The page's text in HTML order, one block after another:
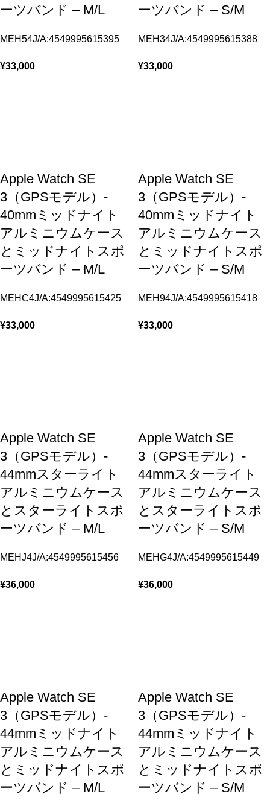
ーツバンド – M/L
MEH54J/A:4549995615395
¥33,000
ーツバンド – S/M
MEH34J/A:4549995615388
¥33,000
Apple Watch SE
3（GPSモデル）-
40mmミッドナイト
アルミニウムケース
とミッドナイトスポ
ーツバンド – M/L
MEHC4J/A:4549995615425
¥33,000
Apple Watch SE
3（GPSモデル）-
40mmミッドナイト
アルミニウムケース
とミッドナイトスポ
ーツバンド – S/M
MEH94J/A:4549995615418
¥33,000
Apple Watch SE
3（GPSモデル）-
44mmスターライト
アルミニウムケース
とスターライトスポ
ーツバンド – M/L
MEHJ4J/A:4549995615456
¥36,000
Apple Watch SE
3（GPSモデル）-
44mmスターライト
アルミニウムケース
とスターライトスポ
ーツバンド – S/M
MEHG4J/A:4549995615449
¥36,000
Apple Watch SE
3（GPSモデル）-
44mmミッドナイト
アルミニウムケース
とミッドナイトスポ
ーツバンド – M/L
Apple Watch SE
3（GPSモデル）-
44mmミッドナイト
アルミニウムケース
とミッドナイトスポ
ーツバンド – S/M